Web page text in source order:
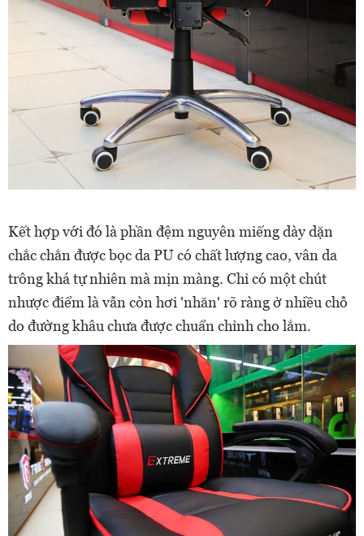
Kết hợp với đó là phần đệm nguyên miếng dày dặn
chắc chắn được bọc da PU có chất lượng cao, vân da
trông khá tự nhiên mà mịn màng. Chỉ có một chút
nhược điểm là vẫn còn hơi 'nhăn' rõ ràng ở nhiều chỗ
do đường khâu chưa được chuẩn chỉnh cho lắm.